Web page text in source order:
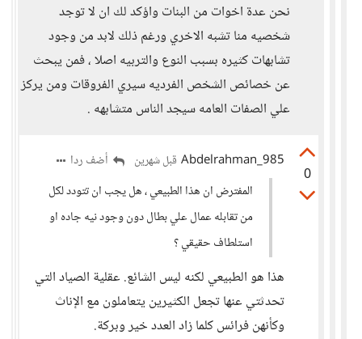
نحن عدة اخوات من البنات واؤكد لك ان لا توجد
شخصيه منا تشبه الاخري ورغم ذلك لابد من وجود
تشابهات كثيره بسبب النوع والتربيه اصلا ، فمن يبحث
عن خصائص الشخص الفرديه سيري الفروقات ومن يركز
علي الصفات العامه سيجد الناس متشابهه .
0
Abdelrahman_985 قبل شهرين
أضف ردا
المفترض ان هذا الطبيعي ، هل يجب ان تتودد لكل
من تقابله عمال علي بطال دون وجود نيه جاده او
استلطاف حقيقي ؟
هذا هو الطبيعي لكنه ليس الشائع. عقلية الصياد التي
تحدثتي عنها تجعل الكثيرين يتعاملون مع الإناث
وكأنهن فرائس كلما زاد العدد خير وبركة.